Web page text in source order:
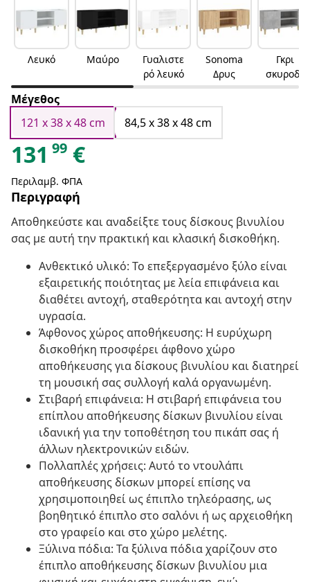
Λευκό Μαύρο
Γυαλιστε
ρό λευκό
Sonoma
Δρυς
Γκρι
σκυροδέ
ματος
Μέγεθος
121 x 38 x 48 cm
84,5 x 38 x 48 cm
131 99 €
Περιλαμβ. ΦΠΑ
Περιγραφή
Αποθηκεύστε και αναδείξτε τους δίσκους βινυλίου
σας με αυτή την πρακτική και κλασική δισκοθήκη.
Ανθεκτικό υλικό: Το επεξεργασμένο ξύλο είναι
εξαιρετικής ποιότητας με λεία επιφάνεια και
διαθέτει αντοχή, σταθερότητα και αντοχή στην
υγρασία.
Άφθονος χώρος αποθήκευσης: Η ευρύχωρη
δισκοθήκη προσφέρει άφθονο χώρο
αποθήκευσης για δίσκους βινυλίου και διατηρεί
τη μουσική σας συλλογή καλά οργανωμένη.
Στιβαρή επιφάνεια: Η στιβαρή επιφάνεια του
επίπλου αποθήκευσης δίσκων βινυλίου είναι
ιδανική για την τοποθέτηση του πικάπ σας ή
άλλων ηλεκτρονικών ειδών.
Πολλαπλές χρήσεις: Αυτό το ντουλάπι
αποθήκευσης δίσκων μπορεί επίσης να
χρησιμοποιηθεί ως έπιπλο τηλεόρασης, ως
βοηθητικό έπιπλο στο σαλόνι ή ως αρχειοθήκη
στο γραφείο και στο χώρο μελέτης.
Ξύλινα πόδια: Τα ξύλινα πόδια χαρίζουν στο
έπιπλο αποθήκευσης δίσκων βινυλίου μια